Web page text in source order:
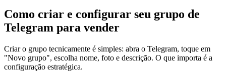
Como criar e configurar seu grupo de
Telegram para vender
Criar o grupo tecnicamente é simples: abra o Telegram, toque em
"Novo grupo", escolha nome, foto e descrição. O que importa é a
configuração estratégica.